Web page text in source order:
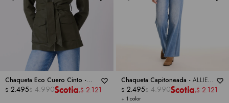
Chaqueta Eco Cuero Cinto -
BACCINI
$ 2.495$ 4.990 $ 2.121
Chaqueta Capitoneada - ALLIE
ROSE
+ 1 color
$ 2.495$ 4.990 $ 2.121